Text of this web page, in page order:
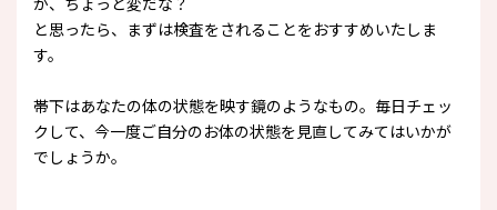
と思ったら、まずは検査をされることをおすすめいたしま
す。
帯下はあなたの体の状態を映す鏡のようなもの。毎日チェッ
クして、今一度ご自分のお体の状態を見直してみてはいかが
でしょうか。